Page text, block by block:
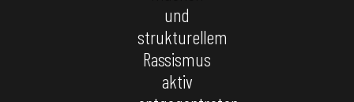
und
strukturellem
Rassismus
aktiv